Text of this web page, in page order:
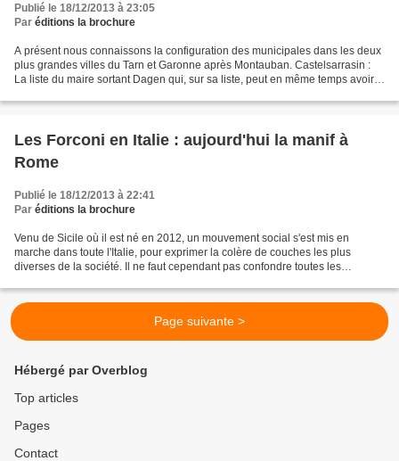
Publié le 18/12/2013 à 23:05
Par éditions la brochure
A présent nous connaissons la configuration des municipales dans les deux
plus grandes villes du Tarn et Garonne après Montauban. Castelsarrasin :
La liste du maire sortant Dagen qui, sur sa liste, peut en même temps avoir
Les Forconi en Italie : aujourd'hui la manif à
Rome
Publié le 18/12/2013 à 22:41
Par éditions la brochure
Venu de Sicile où il est né en 2012, un mouvement social s'est mis en
marche dans toute l'Italie, pour exprimer la colère de couches les plus
diverses de la société. Il ne faut cependant pas confondre toutes les
Page suivante >
Hébergé par Overblog
Top articles
Pages
Contact